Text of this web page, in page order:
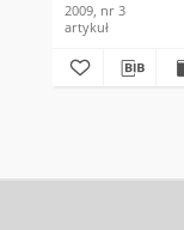
2009, nr 3
2009, nr 3
artykuł